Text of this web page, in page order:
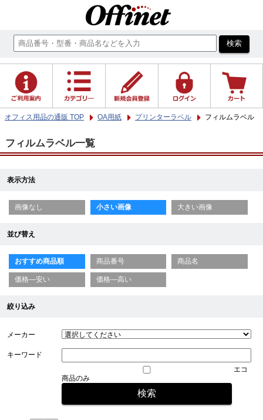
オフィス用品の通販 TOP OA用紙 プリンターラベル フィルムラベル
フィルムラベル一覧
表示方法
画像なし 小さい画像 大きい画像
並び替え
おすすめ商品順 商品番号 商品名
価格—安い 価格—高い
絞り込み
メーカー
キーワード
エコ
商品のみ